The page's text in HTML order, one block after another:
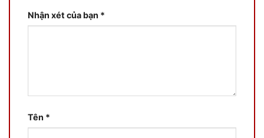
Nhận xét của bạn *
Tên *